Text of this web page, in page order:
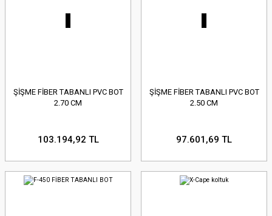
ŞİŞME FİBER TABANLI PVC BOT
2.70 CM
103.194,92 TL
ŞİŞME FİBER TABANLI PVC BOT
2.50 CM
97.601,69 TL